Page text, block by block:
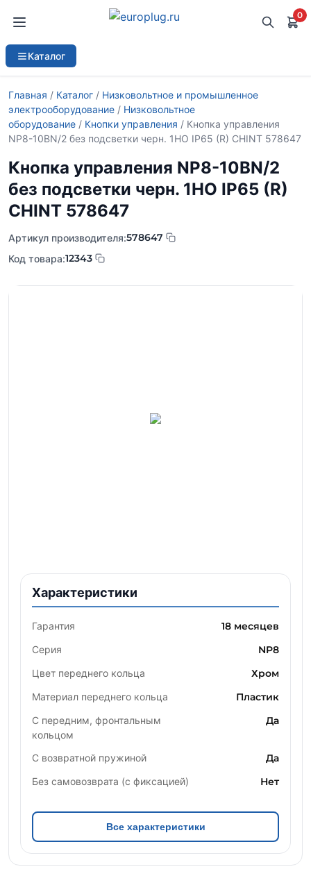
0
Каталог
Главная / Каталог / Низковольтное и промышленное
электрооборудование / Низковольтное
оборудование / Кнопки управления / Кнопка управления
NP8-10BN/2 без подсветки черн. 1НО IP65 (R) CHINT 578647
Кнопка управления NP8-10BN/2
без подсветки черн. 1НО IP65 (R)
CHINT 578647
Артикул производителя:578647
Код товара:12343
Характеристики
Гарантия 18 месяцев
Серия NP8
Цвет переднего кольца Хром
Материал переднего кольца Пластик
С передним, фронтальным
кольцом
Да
С возвратной пружиной Да
Без самовозврата (с фиксацией) Нет
Все характеристики